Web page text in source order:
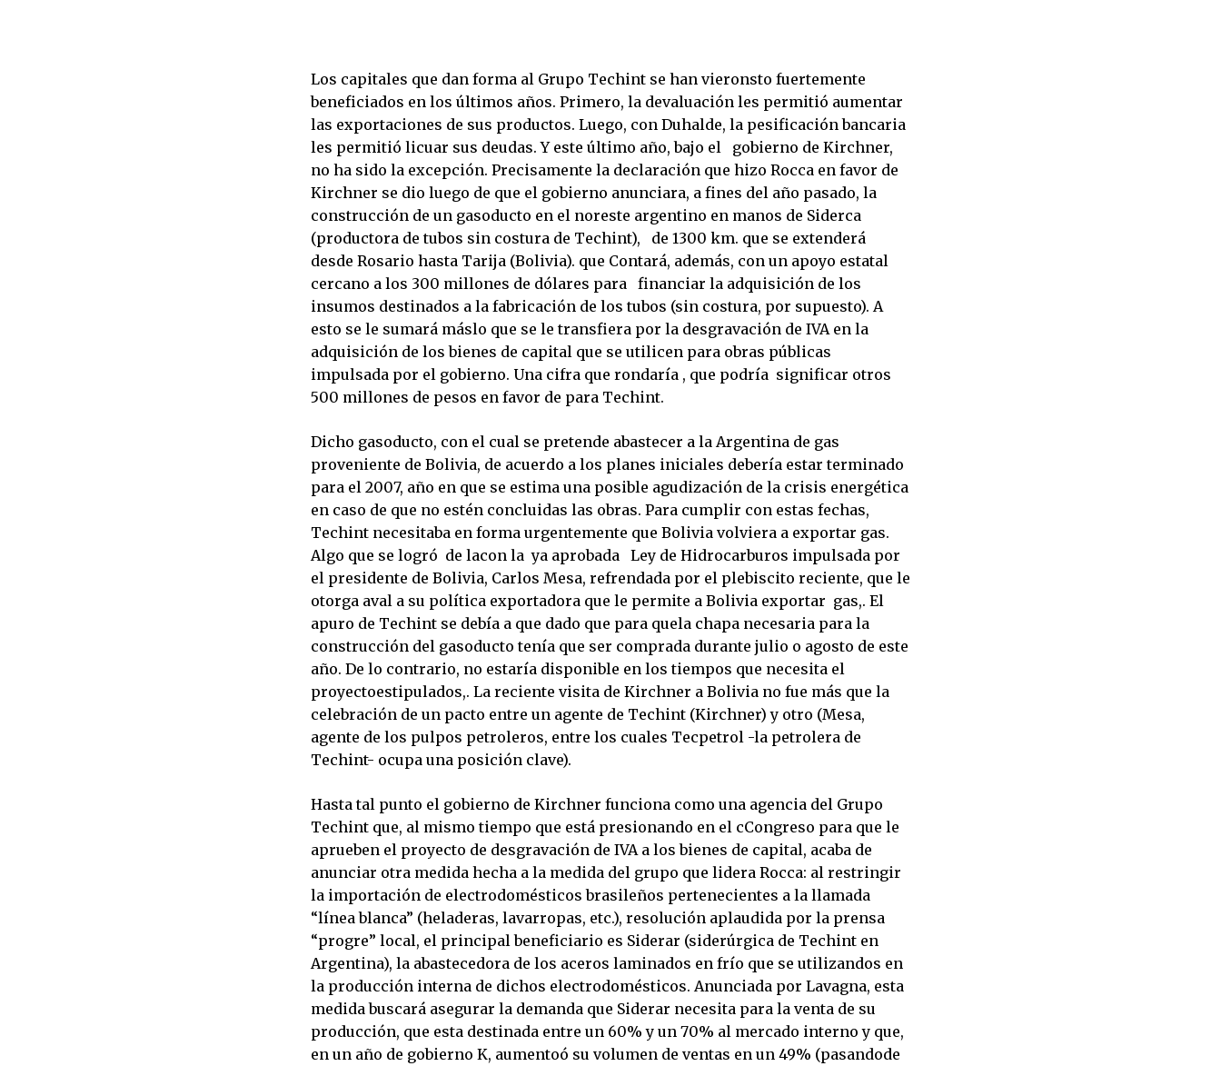
Los capitales que dan forma al Grupo Techint se han vieronsto fuertemente
beneficiados en los últimos años. Primero, la devaluación les permitió aumentar
las exportaciones de sus productos. Luego, con Duhalde, la pesificación bancaria
les permitió licuar sus deudas. Y este último año, bajo el gobierno de Kirchner,
no ha sido la excepción. Precisamente la declaración que hizo Rocca en favor de
Kirchner se dio luego de que el gobierno anunciara, a fines del año pasado, la
construcción de un gasoducto en el noreste argentino en manos de Siderca
(productora de tubos sin costura de Techint), de 1300 km. que se extenderá
desde Rosario hasta Tarija (Bolivia). que Contará, además, con un apoyo estatal
cercano a los 300 millones de dólares para financiar la adquisición de los
insumos destinados a la fabricación de los tubos (sin costura, por supuesto). A
esto se le sumará máslo que se le transfiera por la desgravación de IVA en la
adquisición de los bienes de capital que se utilicen para obras públicas
impulsada por el gobierno. Una cifra que rondaría , que podría significar otros
500 millones de pesos en favor de para Techint.
Dicho gasoducto, con el cual se pretende abastecer a la Argentina de gas
proveniente de Bolivia, de acuerdo a los planes iniciales debería estar terminado
para el 2007, año en que se estima una posible agudización de la crisis energética
en caso de que no estén concluidas las obras. Para cumplir con estas fechas,
Techint necesitaba en forma urgentemente que Bolivia volviera a exportar gas.
Algo que se logró de lacon la ya aprobada Ley de Hidrocarburos impulsada por
el presidente de Bolivia, Carlos Mesa, refrendada por el plebiscito reciente, que le
otorga aval a su política exportadora que le permite a Bolivia exportar gas,. El
apuro de Techint se debía a que dado que para quela chapa necesaria para la
construcción del gasoducto tenía que ser comprada durante julio o agosto de este
año. De lo contrario, no estaría disponible en los tiempos que necesita el
proyectoestipulados,. La reciente visita de Kirchner a Bolivia no fue más que la
celebración de un pacto entre un agente de Techint (Kirchner) y otro (Mesa,
agente de los pulpos petroleros, entre los cuales Tecpetrol -la petrolera de
Techint- ocupa una posición clave).
Hasta tal punto el gobierno de Kirchner funciona como una agencia del Grupo
Techint que, al mismo tiempo que está presionando en el cCongreso para que le
aprueben el proyecto de desgravación de IVA a los bienes de capital, acaba de
anunciar otra medida hecha a la medida del grupo que lidera Rocca: al restringir
la importación de electrodomésticos brasileños pertenecientes a la llamada
“línea blanca” (heladeras, lavarropas, etc.), resolución aplaudida por la prensa
“progre” local, el principal beneficiario es Siderar (siderúrgica de Techint en
Argentina), la abastecedora de los aceros laminados en frío que se utilizandos en
la producción interna de dichos electrodomésticos. Anunciada por Lavagna, esta
medida buscará asegurar la demanda que Siderar necesita para la venta de su
producción, que esta destinada entre un 60% y un 70% al mercado interno y que,
en un año de gobierno K, aumentoó su volumen de ventas en un 49% (pasandode